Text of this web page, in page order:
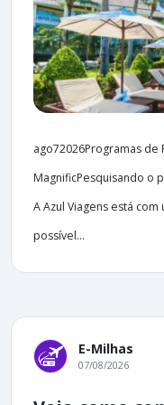
ago72026Programas
MagnificPesquisando o
A Azul Viagens está
possível...
E-Milhas
07/08/2026